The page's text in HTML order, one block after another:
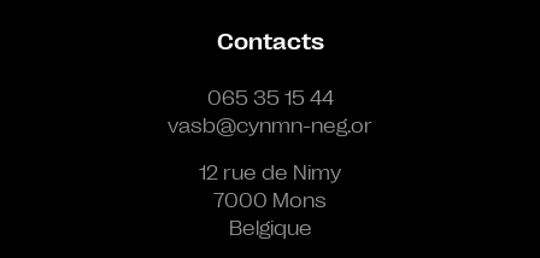
Contacts
065 35 15 44
vasb@cynmn-neg.or
12 rue de Nimy
7000 Mons
Belgique